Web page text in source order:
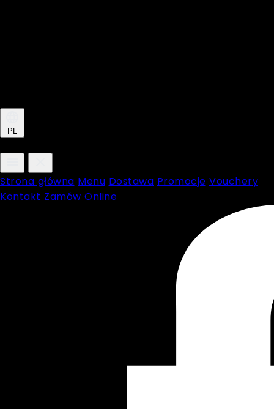
PL
Strona główna Menu Dostawa Promocje Vouchery
Kontakt Zamów Online